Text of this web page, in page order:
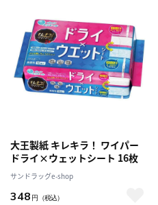
大王製紙 キレキラ！ ワイパー
ドライ×ウェットシート 16枚
サンドラッグe-shop
348 円 （税込）